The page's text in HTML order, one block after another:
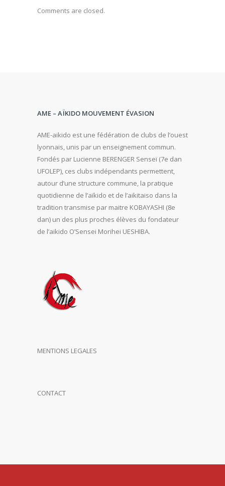
Comments are closed.
AME – AÏKIDO MOUVEMENT ÉVASION
AME-aikido est une fédération de clubs de l’ouest
lyonnais, unis par un enseignement commun.
Fondés par Lucienne BERENGER Senseï (7e dan
UFOLEP), ces clubs indépendants permettent,
autour d’une structure commune, la pratique
quotidienne de l’aïkido et de l’aikitaiso dans la
tradition transmise par maitre KOBAYASHI (8e
dan) un des plus proches élèves du fondateur
de l’aikido O’Sensei Morihei UESHIBA.
MENTIONS LEGALES
CONTACT